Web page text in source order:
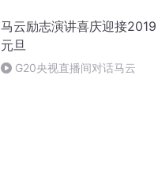
马云励志演讲喜庆迎接2019
元旦
G20央视直播间对话马云